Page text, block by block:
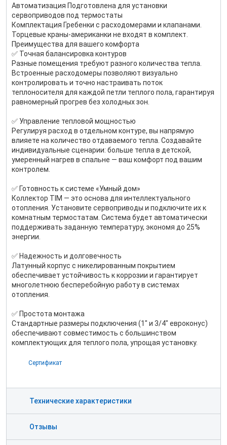
Автоматизация Подготовлена для установки
сервоприводов под термостаты
Комплектация Гребенки с расходомерами и клапанами.
Торцевые краны-американки не входят в комплект.
Преимущества для вашего комфорта
✅ Точная балансировка контуров
Разные помещения требуют разного количества тепла.
Встроенные расходомеры позволяют визуально
контролировать и точно настраивать поток
теплоносителя для каждой петли теплого пола, гарантируя
равномерный прогрев без холодных зон.
✅ Управление тепловой мощностью
Регулируя расход в отдельном контуре, вы напрямую
влияете на количество отдаваемого тепла. Создавайте
индивидуальные сценарии: больше тепла в детской,
умеренный нагрев в спальне — ваш комфорт под вашим
контролем.
✅ Готовность к системе «Умный дом»
Коллектор TIM — это основа для интеллектуального
отопления. Установите сервоприводы и подключите их к
комнатным термостатам. Система будет автоматически
поддерживать заданную температуру, экономя до 25%
энергии.
✅ Надежность и долговечность
Латунный корпус с никелированным покрытием
обеспечивает устойчивость к коррозии и гарантирует
многолетнюю бесперебойную работу в системах
отопления.
✅ Простота монтажа
Стандартные размеры подключения (1" и 3/4" евроконус)
обеспечивают совместимость с большинством
комплектующих для теплого пола, упрощая установку.
Сертификат
Технические характеристики
Отзывы